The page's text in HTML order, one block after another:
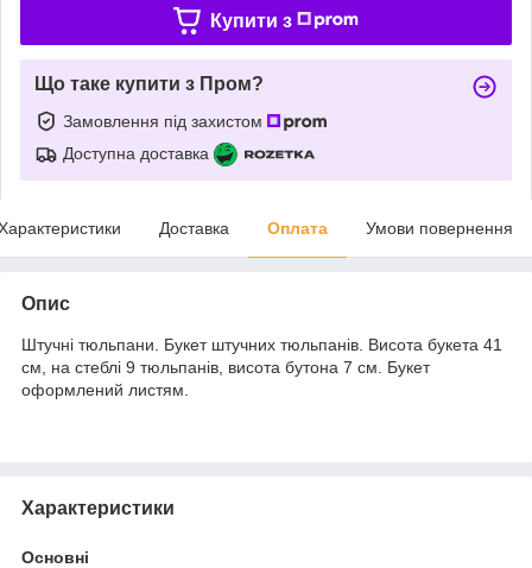
Купити з
Що таке купити з Пром?
Замовлення під захистом
Доступна доставка
Доставка Оплата Умови повернення
Опис
Штучні тюльпани. Букет штучних тюльпанів. Висота букета 41
см, на стеблі 9 тюльпанів, висота бутона 7 см. Букет
оформлений листям.
Характеристики
Основні